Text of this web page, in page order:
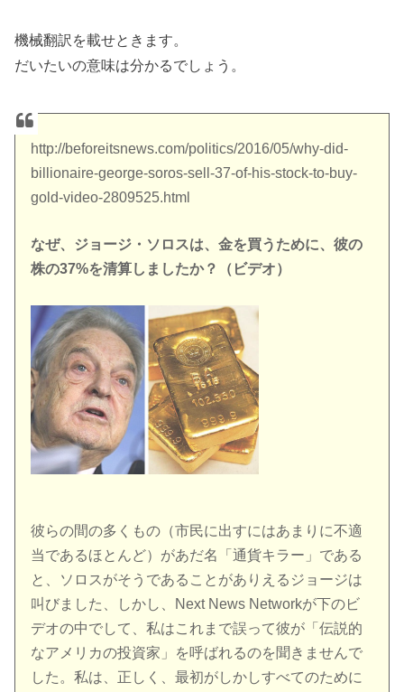
機械翻訳を載せときます。
だいたいの意味は分かるでしょう。
http://beforeitsnews.com/politics/2016/05/why-did-
billionaire-george-soros-sell-37-of-his-stock-to-buy-
gold-video-2809525.html
なぜ、ジョージ・ソロスは、金を買うために、彼の
株の37%を清算しましたか？（ビデオ）
彼らの間の多くもの（市民に出すにはあまりに不適
当であるほとんど）があだ名「通貨キラー」である
と、ソロスがそうであることがありえるジョージは
叫びました、しかし、Next News Networkが下のビ
デオの中でして、私はこれまで誤って彼が「伝説的
なアメリカの投資家」を呼ばれるのを聞きませんで
した。私は、正しく、最初がしかしすべてのために